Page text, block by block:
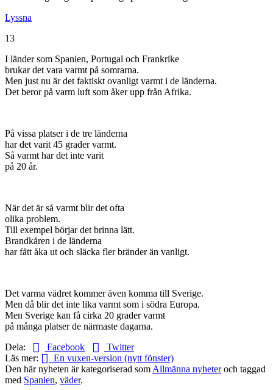
Lyssna
13
I länder som Spanien, Portugal och Frankrike
brukar det vara varmt på somrarna.
Men just nu är det faktiskt ovanligt varmt i de länderna.
Det beror på varm luft som åker upp från Afrika.
På vissa platser i de tre länderna
har det varit 45 grader varmt.
Så varmt har det inte varit
på 20 år.
När det är så varmt blir det ofta
olika problem.
Till exempel börjar det brinna lätt.
Brandkåren i de länderna
har fått åka ut och släcka fler bränder än vanligt.
Det varma vädret kommer även komma till Sverige.
Men då blir det inte lika varmt som i södra Europa.
Men Sverige kan få cirka 20 grader varmt
på många platser de närmaste dagarna.
Dela:
Facebook
Twitter
Läs mer:
En vuxen-version (nytt fönster)
Den här nyheten är kategoriserad som Allmänna nyheteroch taggad
med Spanien, väder.